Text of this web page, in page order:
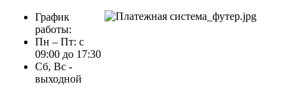
График
работы:
Пн – Пт: с
09:00 до 17:30
Сб, Вс -
выходной